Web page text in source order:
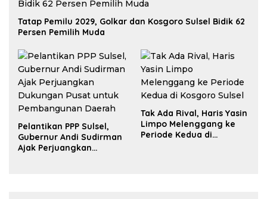
Tatap Pemilu 2029, Golkar dan Kosgoro Sulsel Bidik 62
Persen Pemilih Muda
Pelantikan PPP Sulsel,
Gubernur Andi Sudirman
Ajak Perjuangkan
Tak Ada Rival, Haris Yasin
Limpo Melenggang ke
Periode Kedua di